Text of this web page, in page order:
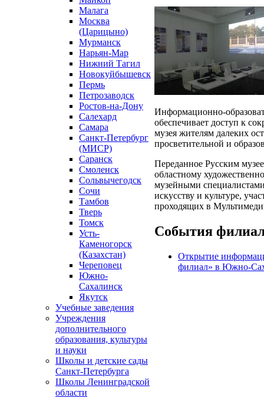
Малага
Москва
(Царицыно)
Мурманск
Нарьян-Мар
Нижний Тагил
Новокуйбышевск
Пермь
Петрозаводск
Ростов-на-Дону
Салехард
Самара
Санкт-Петербург
(МИСР)
Саранск
Смоленск
Сольвычегодск
Сочи
Тамбов
Тверь
Томск
Усть-
Каменогорск
(Казахстан)
Череповец
Южно-
Сахалинск
Якутск
Учебные заведения
Учреждения
дополнительного
образования, культуры
и науки
Школы и детские сады
Санкт-Петербурга
Школы Ленинградской
области
Информационно-
обеспечивает доступ к
музея жителям далеких
просветительной и
Переданное Русским
областному
музейными
искусству и культуре,
проходящих в
События
Открытие
филиал» в Южно-